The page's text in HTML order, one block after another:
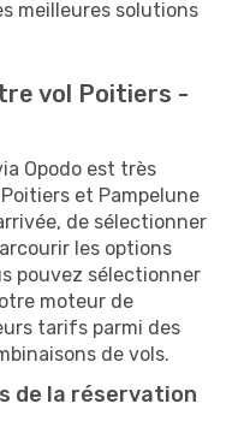
meilleures solutions
vol Poitiers -
Opodo est très
et Pampelune
de sélectionner
les options
pouvez sélectionner
moteur de
tarifs parmi des
de vols.
de la réservation